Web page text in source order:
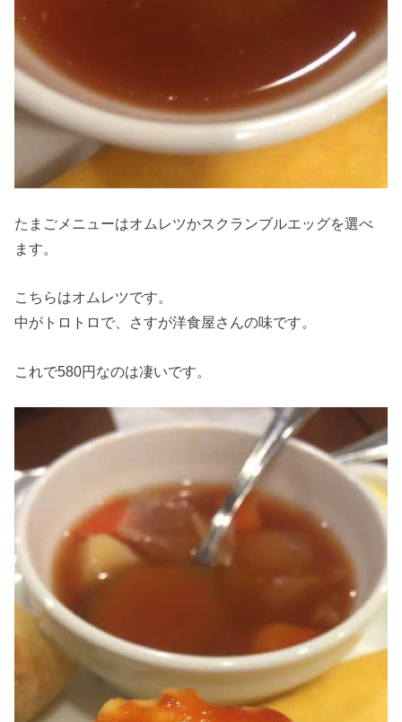
たまごメニューはオムレツかスクランブルエッグを選べ
ます。
こちらはオムレツです。
中がトロトロで、さすが洋食屋さんの味です。
これで580円なのは凄いです。